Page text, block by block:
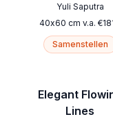
Yuli Saputra
40x60 cm v.a. €
Samenstellen
Elegant
Lines